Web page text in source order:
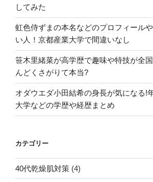
してみた
虹色侍ずまの本名などのプロフィール
い人！京都産業大学で間違いなし
笹木里緒菜が高学歴で趣味や特技が全
んどくさがりて本当?
オダウエダ小田結希の身長が気になる!
大学などの学歴や経歴まとめ
カテゴリー
40代乾燥肌対策 (4)